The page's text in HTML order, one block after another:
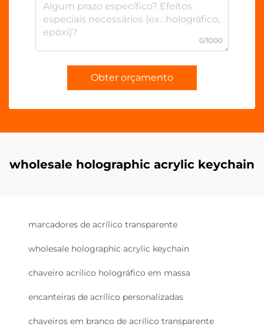
0/1000
Obter orçamento
wholesale holographic acrylic keychain
marcadores de acrílico transparente
wholesale holographic acrylic keychain
chaveiro acrílico holográfico em massa
encanteiras de acrílico personalizadas
chaveiros em branco de acrílico transparente